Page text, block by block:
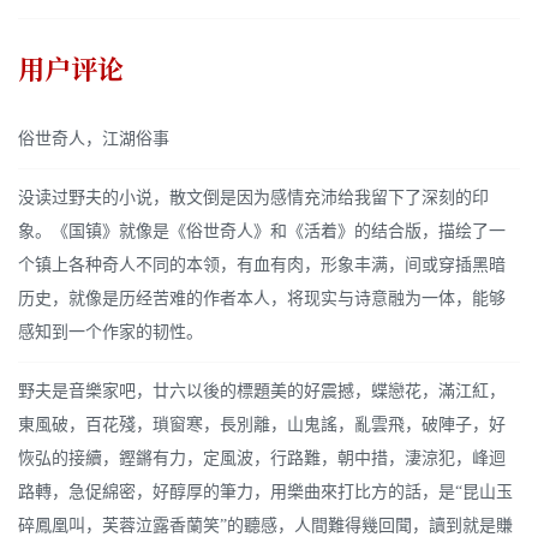
用户评论
俗世奇人，江湖俗事
没读过野夫的小说，散文倒是因为感情充沛给我留下了深刻的印
象。《国镇》就像是《俗世奇人》和《活着》的结合版，描绘了一
个镇上各种奇人不同的本领，有血有肉，形象丰满，间或穿插黑暗
历史，就像是历经苦难的作者本人，将现实与诗意融为一体，能够
感知到一个作家的韧性。
野夫是音樂家吧，廿六以後的標題美的好震撼，蝶戀花，滿江紅，
東風破，百花殘，瑣窗寒，長別離，山鬼謠，亂雲飛，破陣子，好
恢弘的接續，鏗鏘有力，定風波，行路難，朝中措，淒涼犯，峰迴
路轉，急促綿密，好醇厚的筆力，用樂曲來打比方的話，是“昆山玉
碎鳳凰叫，芙蓉泣露香蘭笑”的聽感，人間難得幾回聞，讀到就是賺